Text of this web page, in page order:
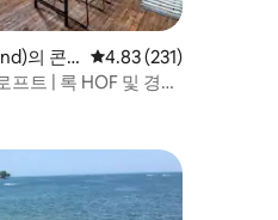
의 콘
평점 4.83점(5점 만점),
4.83 (231)
트 | 록 HOF 및 경기